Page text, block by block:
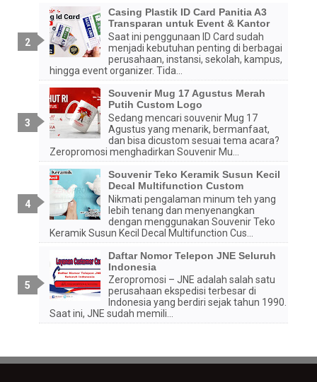
Casing Plastik ID Card Panitia A3
Transparan untuk Event & Kantor
Saat ini penggunaan ID Card sudah
menjadi kebutuhan penting di berbagai
perusahaan, instansi, sekolah, kampus,
hingga event organizer. Tida...
Souvenir Mug 17 Agustus Merah
Putih Custom Logo
Sedang mencari souvenir Mug 17
Agustus yang menarik, bermanfaat,
dan bisa dicustom sesuai tema acara?
Zeropromosi menghadirkan Souvenir Mu...
Souvenir Teko Keramik Susun Kecil
Decal Multifunction Custom
Nikmati pengalaman minum teh yang
lebih tenang dan menyenangkan
dengan menggunakan Souvenir Teko
Keramik Susun Kecil Decal Multifunction Cus...
Daftar Nomor Telepon JNE Seluruh
Indonesia
Zeropromosi – JNE adalah salah satu
perusahaan ekspedisi terbesar di
Indonesia yang berdiri sejak tahun 1990.
Saat ini, JNE sudah memili...